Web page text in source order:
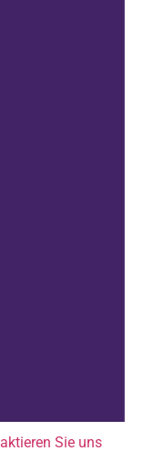
Sie uns